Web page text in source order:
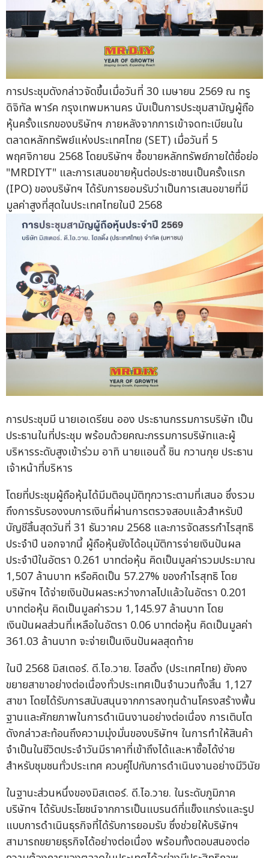
การประชุมดังกล่าวจัดขึ้นเมื่อวันที่ 30 เมษายน 2569 ณ ทรู
ดิจิทัล พาร์ค กรุงเทพมหานคร นับเป็นการประชุมสามัญผู้ถือ
หุ้นครั้งแรกของบริษัทฯ ภายหลังจากการเข้าจดทะเบียนใน
ตลาดหลักทรัพย์แห่งประเทศไทย (SET) เมื่อวันที่ 5
พฤศจิกายน 2568 โดยบริษัทฯ ซื้อขายหลักทรัพย์ภายใต้ชื่อย่อ
"MRDIYT" และการเสนอขายหุ้นต่อประชาชนเป็นครั้งแรก
(IPO) ของบริษัทฯ ได้รับการยอมรับว่าเป็นการเสนอขายที่มี
มูลค่าสูงที่สุดในประเทศไทยในปี 2568
การประชุมมี นายเอเดรียน ออง ประธานกรรมการบริษัท เป็น
ประธานในที่ประชุม พร้อมด้วยคณะกรรมการบริษัทและผู้
บริหารระดับสูงเข้าร่วม อาทิ นายแอนดี้ ชิน กวานกุย ประธาน
เจ้าหน้าที่บริหาร
โดยที่ประชุมผู้ถือหุ้นได้มีมติอนุมัติทุกวาระตามที่เสนอ ซึ่งรวม
ถึงการรับรองงบการเงินที่ผ่านการตรวจสอบแล้วสำหรับปี
บัญชีสิ้นสุดวันที่ 31 ธันวาคม 2568 และการจัดสรรกำไรสุทธิ
ประจำปี นอกจากนี้ ผู้ถือหุ้นยังได้อนุมัติการจ่ายเงินปันผล
ประจำปีในอัตรา 0.261 บาทต่อหุ้น คิดเป็นมูลค่ารวมประมาณ
1,507 ล้านบาท หรือคิดเป็น 57.27% ของกำไรสุทธิ โดย
บริษัทฯ ได้จ่ายเงินปันผลระหว่างกาลไปแล้วในอัตรา 0.201
บาทต่อหุ้น คิดเป็นมูลค่ารวม 1,145.97 ล้านบาท โดย
เงินปันผลส่วนที่เหลือในอัตรา 0.06 บาทต่อหุ้น คิดเป็นมูลค่า
361.03 ล้านบาท จะจ่ายเป็นเงินปันผลสุดท้าย
ในปี 2568 มิสเตอร์. ดี.ไอ.วาย. โฮลดิ้ง (ประเทศไทย) ยังคง
ขยายสาขาอย่างต่อเนื่องทั่วประเทศเป็นจำนวนทั้งสิ้น 1,127
สาขา โดยได้รับการสนับสนุนจากการลงทุนด้านโครงสร้างพื้น
ฐานและศักยภาพในการดำเนินงานอย่างต่อเนื่อง การเติบโต
ดังกล่าวสะท้อนถึงความมุ่งมั่นของบริษัทฯ ในการทำให้สินค้า
จำเป็นในชีวิตประจำวันมีราคาที่เข้าถึงได้และหาซื้อได้ง่าย
สำหรับชุมชนทั่วประเทศ ควบคู่ไปกับการดำเนินงานอย่างมีวินัย
ในฐานะส่วนหนึ่งของมิสเตอร์. ดี.ไอ.วาย. ในระดับภูมิภาค
บริษัทฯ ได้รับประโยชน์จากการเป็นแบรนด์ที่แข็งแกร่งและรูป
แบบการดำเนินธุรกิจที่ได้รับการยอมรับ ซึ่งช่วยให้บริษัทฯ
สามารถขยายธุรกิจได้อย่างต่อเนื่อง พร้อมทั้งตอบสนองต่อ